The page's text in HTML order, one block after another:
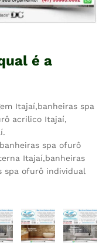
é a
Itajaí,banheiras spa
acrilico Itajaí,
spa ofurô
Itajaí,banheiras
spa ofurô individual